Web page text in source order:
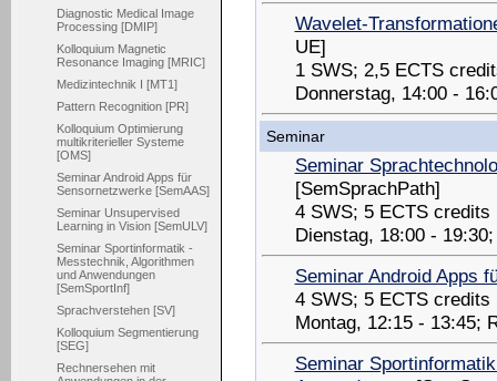
Diagnostic Medical Image
Processing [DMIP]
Kolloquium Magnetic
Resonance Imaging [MRIC]
Medizintechnik I [MT1]
Pattern Recognition [PR]
Kolloquium Optimierung
multikriterieller Systeme
[OMS]
Seminar Android Apps für
Sensornetzwerke [SemAAS]
Seminar Unsupervised
Learning in Vision [SemULV]
Seminar Sportinformatik -
Messtechnik, Algorithmen
und Anwendungen
[SemSportInf]
Sprachverstehen [SV]
Kolloquium Segmentierung
[SEG]
Rechnersehen mit
Wavelet-
UE]
1 SWS; 2,5 ECTS
Donnerstag, 14:00 -
Seminar
Seminar
[SemSprachPath]
4 SWS; 5 ECTS credits
Dienstag, 18:00 -
Seminar Android Apps
4 SWS; 5 ECTS credits
Montag, 12:15 - 13:45;
Seminar